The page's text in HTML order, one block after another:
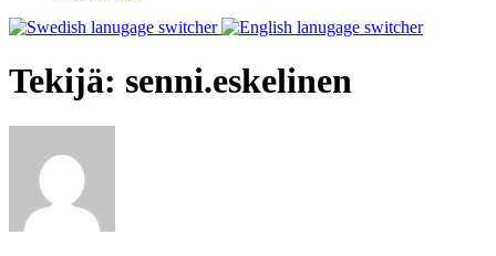
Tekijä: senni.eskelinen